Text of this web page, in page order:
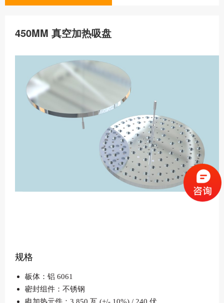
450MM 真空加热吸盘
规格
板体：铝 6061
密封组件：不锈钢
电加热元件：3,850 瓦 (+/- 10%) / 240 伏